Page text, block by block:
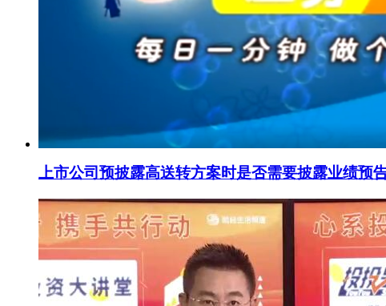
上市公司预披露高送转方案时是否需要披露业绩预